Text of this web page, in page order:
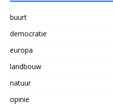
buurt
democratie
europa
landbouw
natuur
opinie